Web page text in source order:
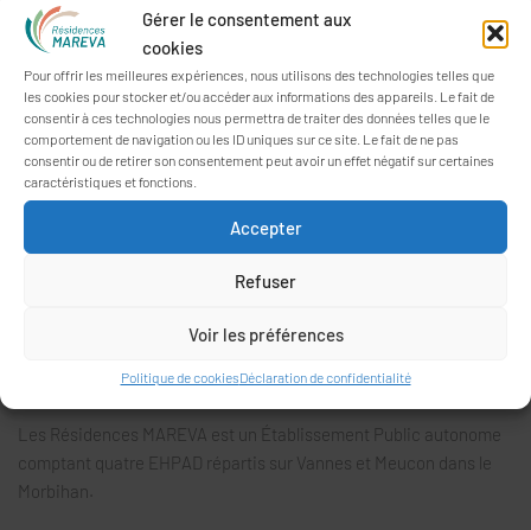
Gérer le consentement aux
cookies
Pour offrir les meilleures expériences, nous utilisons des technologies telles que
les cookies pour stocker et/ou accéder aux informations des appareils. Le fait de
consentir à ces technologies nous permettra de traiter des données telles que le
comportement de navigation ou les ID uniques sur ce site. Le fait de ne pas
consentir ou de retirer son consentement peut avoir un effet négatif sur certaines
caractéristiques et fonctions.
Accepter
Refuser
Voir les préférences
Politique de cookiesDéclaration de confidentialité
HORAIRES D’OUVERTURE AU PUBLIC
Le secrétariat commun du Parc du Carmelet desOréadesest
ouvert du lundi au vendredi de 8h30 à 17h30.
Le secrétariat deParc Er Vorest ouvert du lundi au vendredi de
8h30 à 12h30 et de 13h30 à 17h00.
, le secrétariat est ouvert du lundi au vendredi de
Les Résidences MAREVA est un Établissement Public autonome
comptant quatre EHPAD répartis sur Vannes et Meucon dans le
Morbihan.